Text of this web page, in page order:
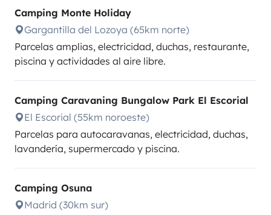
Camping Monte Holiday
Gargantilla del Lozoya (65km norte)
Parcelas amplias, electricidad, duchas, restaurante,
piscina y actividades al aire libre.
Camping Caravaning Bungalow Park El Escorial
El Escorial (55km noroeste)
Parcelas para autocaravanas, electricidad, duchas,
lavandería, supermercado y piscina.
Camping Osuna
Madrid (30km sur)